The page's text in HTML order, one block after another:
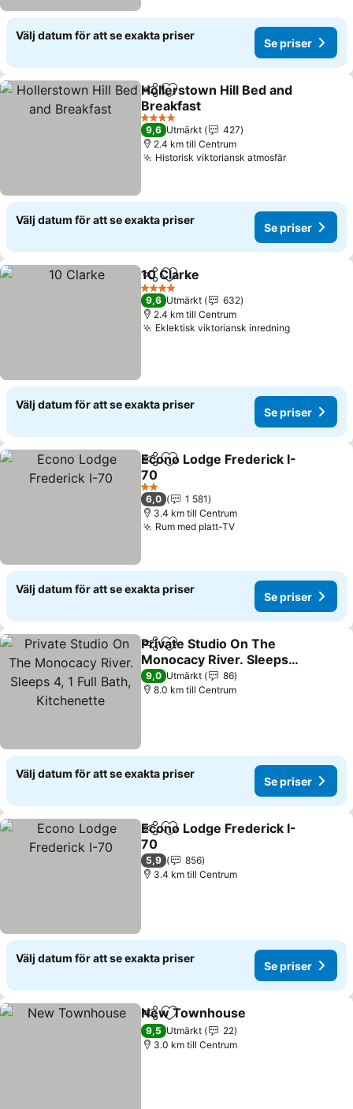
Välj datum för att se exakta priser
Se priser
Dela Lägg till i Mina Favoriter
Hollerstown Hill Bed and
Breakfast
Se priser
4 Stjärnor
9,6 Utmärkt
427
2.4 km till Centrum
Historisk viktoriansk atmosfärSe priser
Välj datum för att se exakta priser
Se priser
Dela Lägg till i Mina Favoriter
10 Clarke
4 Stjärnor
9,6 Utmärkt
632
2.4 km till Centrum
Eklektisk viktoriansk inredningSe priser
Välj datum för att se exakta priser
Se priser
Dela Lägg till i Mina Favoriter
Econo Lodge Frederick I-
70
Se priser
2 Stjärnor
6,0
1 581
3.4 km till Centrum
Rum med platt-TV
Välj datum för att se exakta priser
Se priser
Dela Lägg till i Mina Favoriter
Private Studio On The
Monocacy River. Sleeps
4, 1 Full Bath, Kitchenette
Se priser
9,0 Utmärkt
86
8.0 km till Centrum
Välj datum för att se exakta priser
Se priser
Dela Lägg till i Mina Favoriter
Econo Lodge Frederick I-
70
Se priser
5,9
856
3.4 km till Centrum
Välj datum för att se exakta priser
Se priser
Dela Lägg till i Mina Favoriter
New Townhouse
9,5 Utmärkt
22
3.0 km till Centrum